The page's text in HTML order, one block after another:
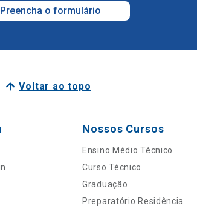
Preencha o formulário
Voltar ao topo
Nossos Cursos
Ensino Médio Técnico
Curso Técnico
Graduação
Preparatório Residência